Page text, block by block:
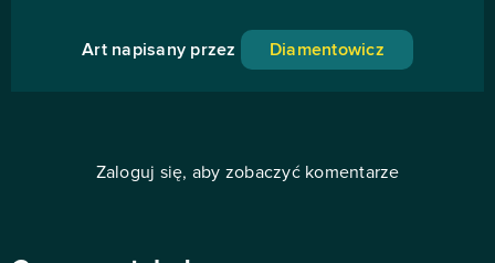
Art napisany przez Diamentowicz
Zaloguj się, aby zobaczyć komentarze